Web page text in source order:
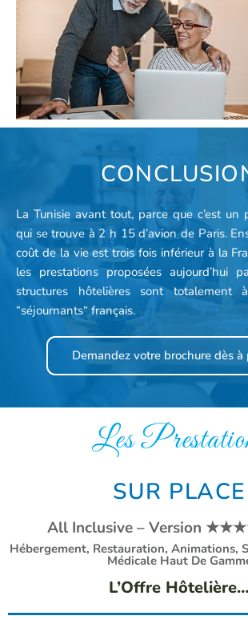
La Tunisie avant tout, parce que c’est un
qui se trouve à 2 h 15 d’avion de Paris.
coût de la vie est trois fois inférieur à la
les prestations proposées aujourd’hui
structures hôtelières sont totalement
“séjournants“ français.
Demandez votre brochure dès à
Les
SUR PLACE
All Inclusive – Version
Hébergement, Restauration, Animations,
Médicale Haut De
L’Offre Hôtelière…